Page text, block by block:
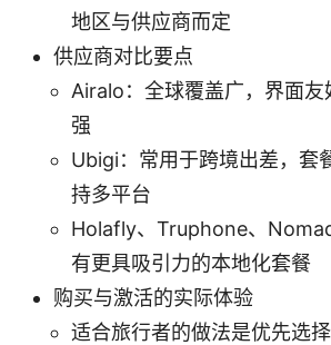
地区与供应商而定
供应商对比要点
Airalo：全球覆盖广，界面友
强
Ubigi：常用于跨境出差，套
持多平台
Holafly、Truphone、
有更具吸引力的本地化套餐
购买与激活的实际体验
适合旅行者的做法是优先选